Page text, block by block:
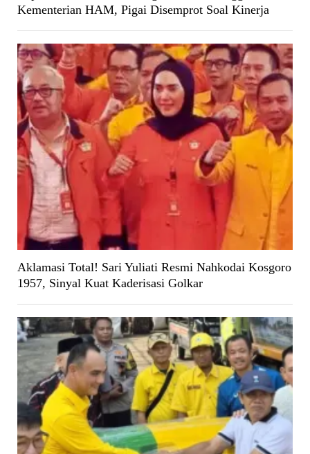
Kementerian HAM, Pigai Disemprot Soal Kinerja
Aklamasi Total! Sari Yuliati Resmi Nahkodai Kosgoro
1957, Sinyal Kuat Kaderisasi Golkar